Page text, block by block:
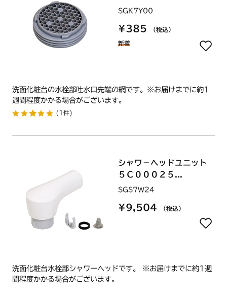
SGK7Y00
¥385 （税込）
新着
洗面化粧台の水栓部吐水口先端の網です。※お届けまでに約1
週間程度かかる場合がございます。
(1件)
シャワ－ヘッドユニット
５Ｃ０００２５...
SGS7W24
¥9,504 （税込）
洗面化粧台水栓部シャワーヘッドです。 ※お届けまでに約1週
間程度かかる場合がございます。